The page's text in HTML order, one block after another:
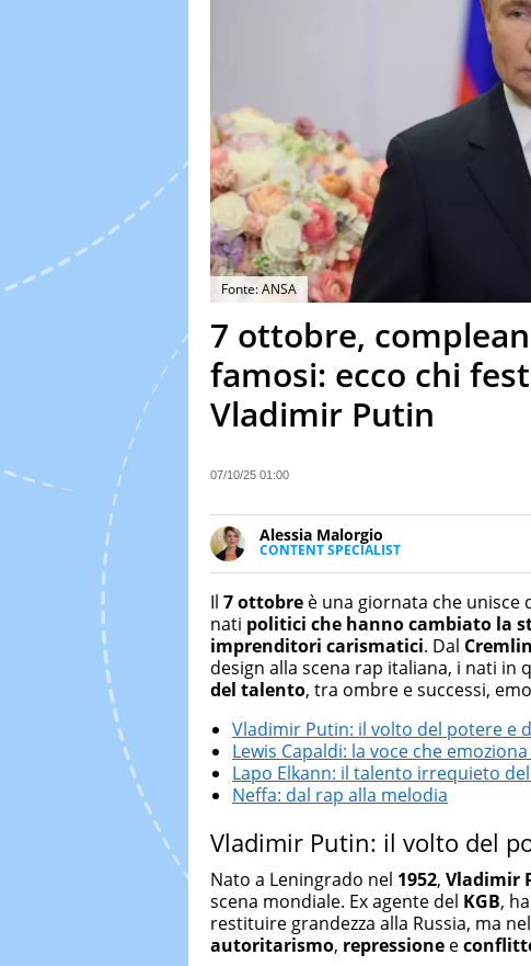
Fonte: ANSA
7 ottobre,
famosi: ecco chi
Vladimir Putin
07/10/25 01:00
Alessia Malorgio
CONTENT SPECIALIST
Ha conseguito un Master in
Marketing digitale. Si occupa della
di strategie marketing attraverso
Il 7 ottobre è una giornata che
nati politici che hanno cambiato la
imprenditori carismatici. Dal
design alla scena rap italiana, i nati in
del talento, tra ombre e successi,
Vladimir Putin: il volto del potere e
Lewis Capaldi: la voce che
Lapo Elkann: il talento irrequieto
Neffa: dal rap alla melodia
Vladimir Putin: il volto del
Nato a Leningrado nel 1952, Vladimir
scena mondiale. Ex agente del KGB,
restituire grandezza alla Russia, ma
autoritarismo, repressione e